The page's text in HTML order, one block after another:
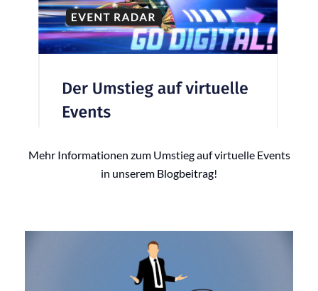
Mehr Informationen zum Umstieg auf virtuelle Events
in unserem Blogbeitrag!